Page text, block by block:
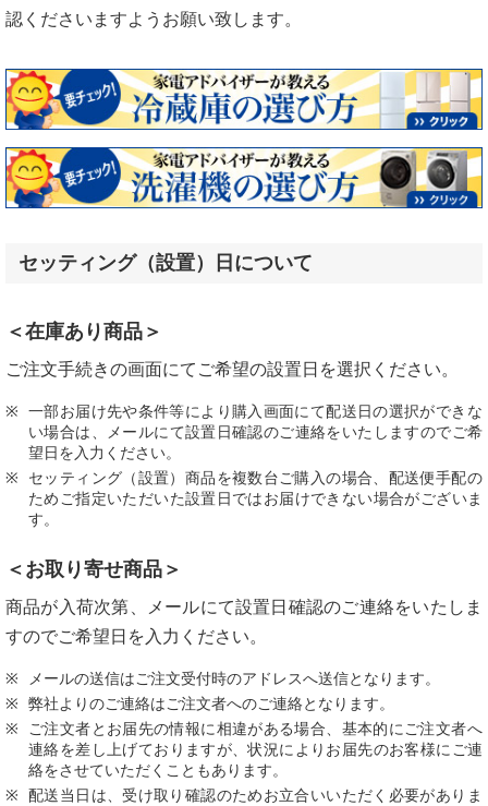
認くださいますようお願い致します。
セッティング（設置）日について
＜在庫あり商品＞
ご注文手続きの画面にてご希望の設置日を選択ください。
一部お届け先や条件等により購入画面にて配送日の選択ができな
い場合は、メールにて設置日確認のご連絡をいたしますのでご希
望日を入力ください。
セッティング（設置）商品を複数台ご購入の場合、配送便手配の
ためご指定いただいた設置日ではお届けできない場合がございま
す。
＜お取り寄せ商品＞
商品が入荷次第、メールにて設置日確認のご連絡をいたしま
すのでご希望日を入力ください。
メールの送信はご注文受付時のアドレスへ送信となります。
弊社よりのご連絡はご注文者へのご連絡となります。
ご注文者とお届先の情報に相違がある場合、基本的にご注文者へ
連絡を差し上げておりますが、状況によりお届先のお客様にご連
絡をさせていただくこともあります。
配送当日は、受け取り確認のためお立合いいただく必要がありま